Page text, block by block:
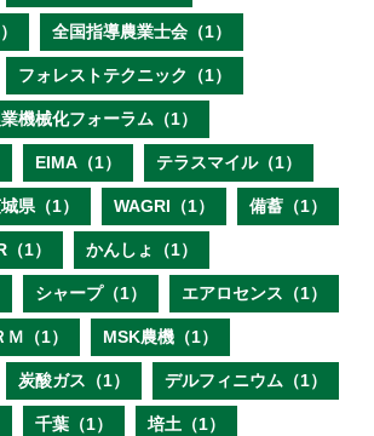
全国指導農業士会（1）
フォレストテクニック（1）
機械化フォーラム（1）
EIMA（1） テラスマイル（1）
県（1） WAGRI（1） 備蓄（1）
（1） かんしょ（1）
シャープ（1） エアロセンス（1）
（1） MSK農機（1）
炭酸ガス（1） デルフィニウム（1）
千葉（1） 培土（1）